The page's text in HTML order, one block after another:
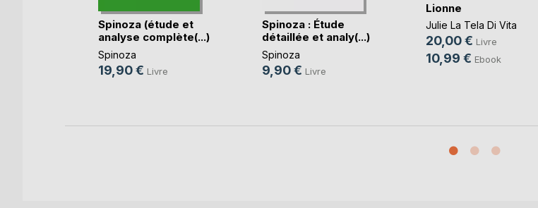
Spinoza (étude et
analyse complète(...)
Spinoza
19,90 € Livre
Spinoza : Étude
détaillée et analy(...)
Spinoza
9,90 € Livre
Lionne
Julie La Tela Di Vita
20,00 € Livre
10,99 € Ebook